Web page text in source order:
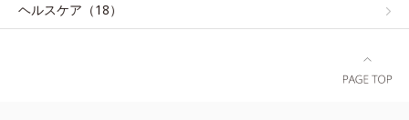
ヘルスケア（18）